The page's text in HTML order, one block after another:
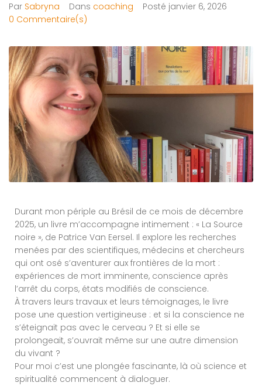
Par Sabryna Dans coaching Posté janvier 6, 2026
0 Commentaire(s)
Durant mon périple au Brésil de ce mois de décembre
2025, un livre m’accompagne intimement : « La Source
noire », de Patrice Van Eersel. Il explore les recherches
menées par des scientifiques, médecins et chercheurs
qui ont osé s’aventurer aux frontières de la mort :
expériences de mort imminente, conscience après
l’arrêt du corps, états modifiés de conscience.
À travers leurs travaux et leurs témoignages, le livre
pose une question vertigineuse : et si la conscience ne
s’éteignait pas avec le cerveau ? Et si elle se
prolongeait, s’ouvrait même sur une autre dimension
du vivant ?
Pour moi c’est une plongée fascinante, là où science et
spiritualité commencent à dialoguer.